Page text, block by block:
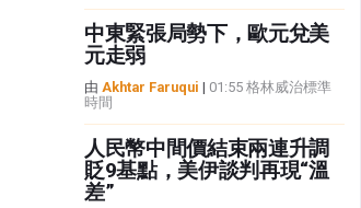
中東緊張局勢下，歐元兌美
元走弱
由 Akhtar Faruqui | 01:55 格林威治標準
時間
人民幣中間價結束兩連升調
貶9基點，美伊談判再現“溫
差”